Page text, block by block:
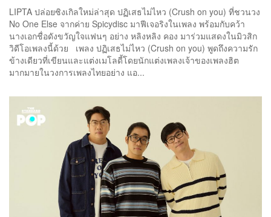
LIPTA ปล่อยซิงเกิลใหม่ล่าสุด ปฏิเสธไม่ไหว (Crush on you) ที่ชวนวง
No One Else จากค่าย Spicydisc มาฟีเจอริงในเพลง พร้อมกับคว้า
นางเอกชื่อดังขวัญใจแฟนๆ อย่าง หลิงหลิง คอง มาร่วมแสดงในมิวสิก
วิดีโอเพลงนี้ด้วย เพลง ปฏิเสธไม่ไหว (Crush on you) พูดถึงความรัก
ข้างเดียวที่เขียนและแต่งเมโลดี้โดยนักแต่งเพลงเจ้าของเพลงฮิต
มากมายในวงการเพลงไทยอย่าง แอ...